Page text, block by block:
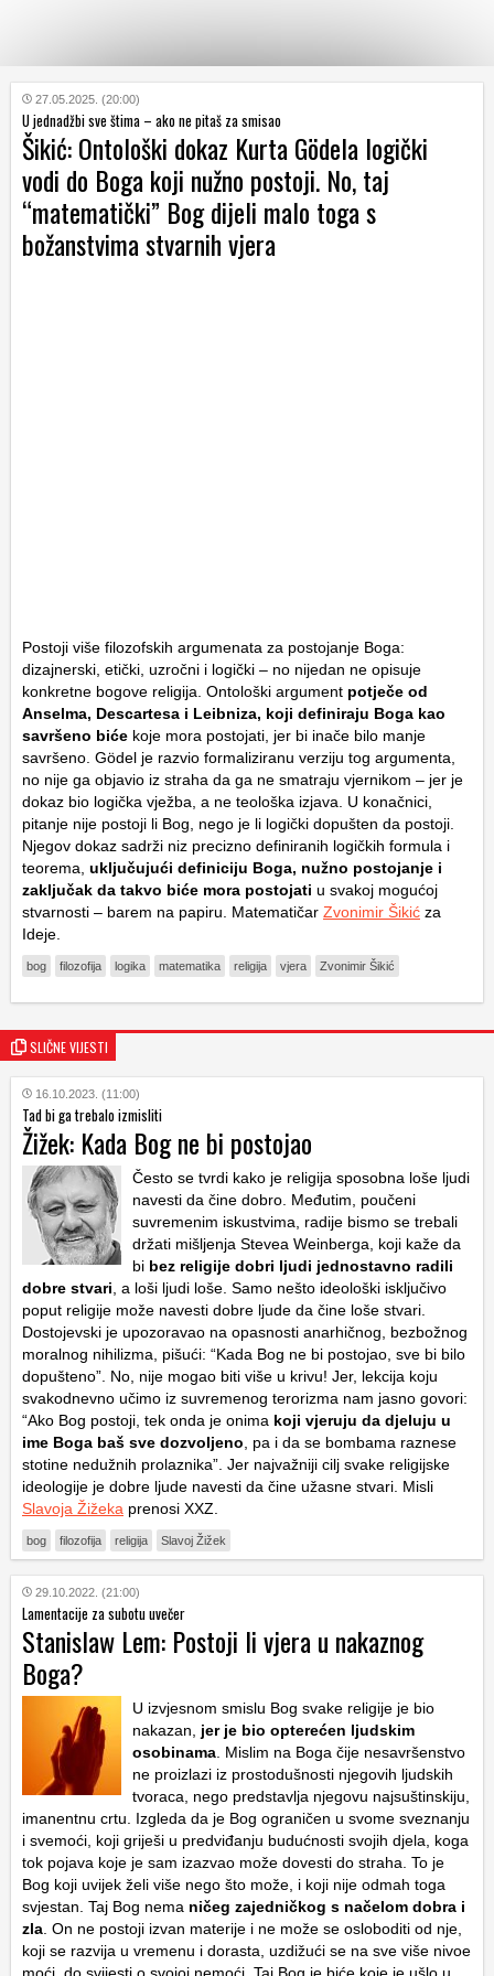
KATEGORIJE
HRVATSKI
WEB
27.05.2025. (20:00)
U jednadžbi sve štima – ako ne pitaš za smisao
Šikić: Ontološki dokaz Kurta Gödela logički
vodi do Boga koji nužno postoji. No, taj
“matematički” Bog dijeli malo toga s
božanstvima stvarnih vjera
Postoji više filozofskih argumenata za postojanje Boga:
dizajnerski, etički, uzročni i logički – no nijedan ne opisuje
konkretne bogove religija. Ontološki argument potječe od
Anselma, Descartesa i Leibniza, koji definiraju Boga kao
savršeno biće koje mora postojati, jer bi inače bilo manje
savršeno. Gödel je razvio formaliziranu verziju tog argumenta,
no nije ga objavio iz straha da ga ne smatraju vjernikom – jer je
dokaz bio logička vježba, a ne teološka izjava. U konačnici,
pitanje nije postoji li Bog, nego je li logički dopušten da postoji.
Njegov dokaz sadrži niz precizno definiranih logičkih formula i
teorema, uključujući definiciju Boga, nužno postojanje i
zaključak da takvo biće mora postojati u svakoj mogućoj
stvarnosti – barem na papiru. Matematičar Zvonimir Šikić za
Ideje.
bog filozofija logika matematika religija vjera Zvonimir Šikić
SLIČNE VIJESTI
16.10.2023. (11:00)
Tad bi ga trebalo izmisliti
Žižek: Kada Bog ne bi postojao
Često se tvrdi kako je religija sposobna loše ljudi
navesti da čine dobro. Međutim, poučeni
suvremenim iskustvima, radije bismo se trebali
držati mišljenja Stevea Weinberga, koji kaže da
bi bez religije dobri ljudi jednostavno radili
dobre stvari , a loši ljudi loše. Samo nešto ideološki isključivo
poput religije može navesti dobre ljude da čine loše stvari.
Dostojevski je upozoravao na opasnosti anarhičnog, bezbožnog
moralnog nihilizma, pišući: “Kada Bog ne bi postojao, sve bi bilo
dopušteno”. No, nije mogao biti više u krivu! Jer, lekcija koju
svakodnevno učimo iz suvremenog terorizma nam jasno govori:
“Ako Bog postoji, tek onda je onima koji vjeruju da djeluju u
ime Boga baš sve dozvoljeno , pa i da se bombama raznese
stotine nedužnih prolaznika”. Jer najvažniji cilj svake religijske
ideologije je dobre ljude navesti da čine užasne stvari. Misli
Slavoja Žižeka prenosi XXZ.
bog filozofija religija Slavoj Žižek
29.10.2022. (21:00)
Lamentacije za subotu uvečer
Stanislaw Lem: Postoji li vjera u nakaznog
Boga?
U izvjesnom smislu Bog svake religije je bio
nakazan, jer je bio opterećen ljudskim
osobinama . Mislim na Boga čije nesavršenstvo
ne proizlazi iz prostodušnosti njegovih ljudskih
tvoraca, nego predstavlja njegovu najsuštinskiju,
imanentnu crtu. Izgleda da je Bog ograničen u svome sveznanju
i svemoći, koji griješi u predviđanju budućnosti svojih djela, koga
tok pojava koje je sam izazvao može dovesti do straha. To je
Bog koji uvijek želi više nego što može, i koji nije odmah toga
svjestan. Taj Bog nema ničeg zajedničkog s načelom dobra i
zla . On ne postoji izvan materije i ne može se osloboditi od nje,
koji se razvija u vremenu i dorasta, uzdižući se na sve više nivoe